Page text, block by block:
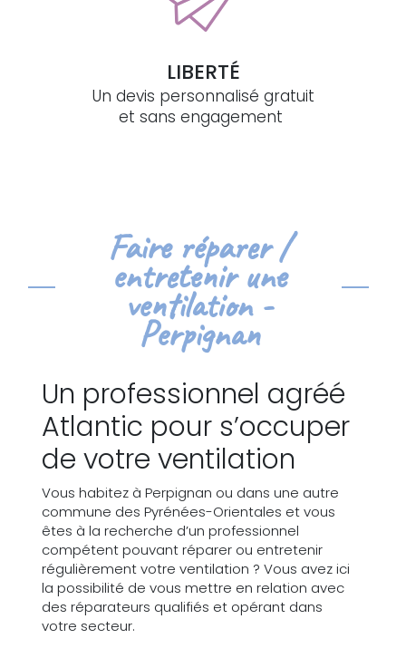
LIBERTÉ
Un devis personnalisé gratuit
et sans engagement
Faire réparer /
entretenir une
ventilation -
Perpignan
Un professionnel agréé
Atlantic pour s’occuper
de votre ventilation
Vous habitez à Perpignan ou dans une autre
commune des Pyrénées-Orientales et vous
êtes à la recherche d’un professionnel
compétent pouvant réparer ou entretenir
régulièrement votre ventilation ? Vous avez ici
la possibilité de vous mettre en relation avec
des réparateurs qualifiés et opérant dans
votre secteur.